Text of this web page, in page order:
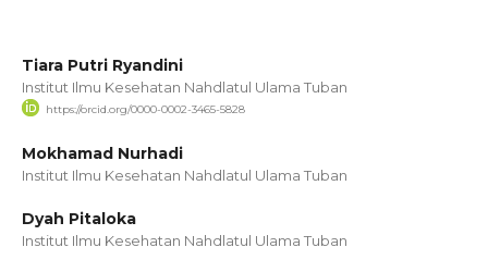
Tiara Putri Ryandini
Institut Ilmu Kesehatan Nahdlatul Ulama Tuban
https://orcid.org/0000-0002-3465-5828
Mokhamad Nurhadi
Institut Ilmu Kesehatan Nahdlatul Ulama Tuban
Dyah Pitaloka
Institut Ilmu Kesehatan Nahdlatul Ulama Tuban